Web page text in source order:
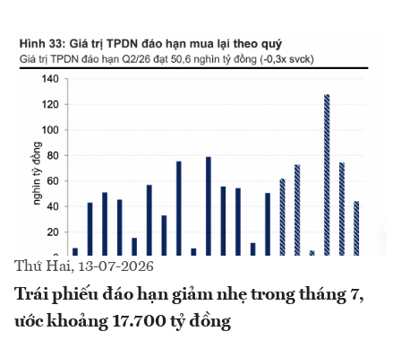
Thứ Hai, 13-07-2026
Trái phiếu đáo hạn giảm nhẹ trong tháng 7,
ước khoảng 17.700 tỷ đồng